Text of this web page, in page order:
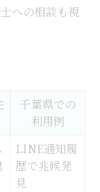
への相談も視
千葉県での
利用例
LINE通知履
歴で兆候発
見